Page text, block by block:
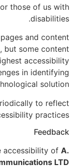
those of us with
disabilities.
and content
but some content
accessibility
in identifying
solution.
to reflect
practices.
Feedback
accessibility of A.